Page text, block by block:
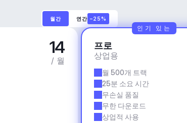
월간 연간 –25%
14
/ 월
프로
상업용
월 500개 트랙
25분 소요 시간
무손실 품질
무한 다운로드
상업적 사용
인기 있는